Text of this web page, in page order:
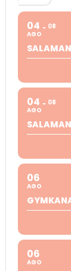
04
AGO
08
04
AGO
08
06
AGO
06
AGO